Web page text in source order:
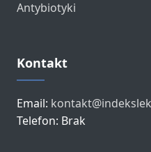
Antybiotyki
Kontakt
Email:
Telefon: Brak